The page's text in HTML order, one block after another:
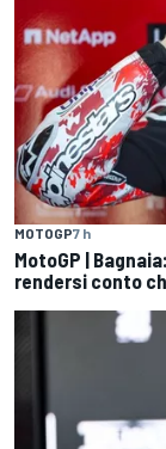
MOTOGP7 h
MotoGP |
rendersi conto